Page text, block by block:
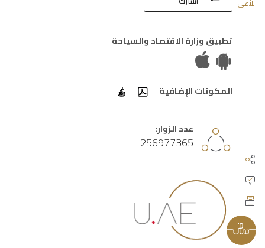
تطبيق وزارة الاقتصاد والسياحة
المكونات الإضافية
عدد الزوار:
256977365
للأعلى